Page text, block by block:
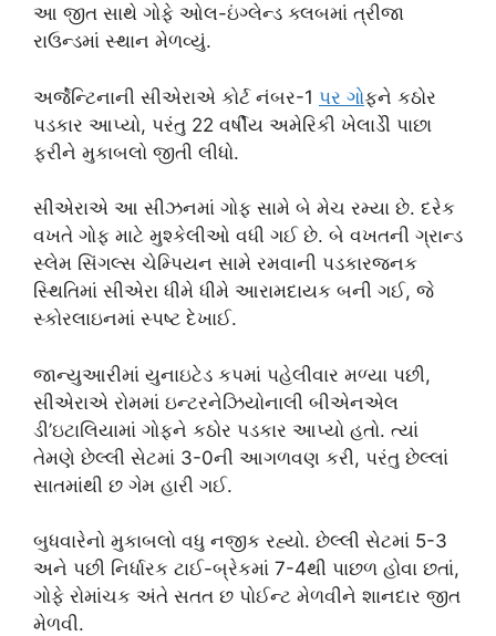
આ જીત સાથે ગોફે ઓલ-ઇંગ્લેન્ડ ક્લબમાં ત્રીજા
રાઉન્ડમાં સ્થાન મેળવ્યું.
અર્જેન્ટિનાની સીએરાએ કોર્ટ નંબર-1 પર ગોફને કઠોર
પડકાર આપ્યો, પરંતુ 22 વર્ષીય અમેરિકી ખેલાડીે પાછા
ફરીને મુકાબલો જીતી લીધો.
સીએરાએ આ સીઝનમાં ગોફ સામે બે મેચ રમ્યા છે. દરેક
વખતે ગોફ માટે મુશ્કેલીઓ વધી ગઈ છે. બે વખતની ગ્રાન્ડ
સ્લેમ સિંગલ્સ ચેમ્પિયન સામે રમવાની પડકારજનક
સ્થિતિમાં સીએરા ધીમે ધીમે આરામદાયક બની ગઈ, જે
સ્કોરલાઇનમાં સ્પષ્ટ દેખાઈ.
જાન્યુઆરીમાં યુનાઇટેડ કપમાં પહેલીવાર મળ્યા પછી,
સીએરાએ રોમમાં ઇન્ટરનેઝિયોનાલી બીએનએલ
ડી’ઇટાલિયામાં ગોફને કઠોર પડકાર આપ્યો હતો. ત્યાં
તેમણે છેલ્લી સેટમાં 3-0ની આગળવણ કરી, પરંતુ છેલ્લાં
સાતમાંથી છ ગેમ હારી ગઈ.
બુધવારેનો મુકાબલો વધુ નજીક રહ્યો. છેલ્લી સેટમાં 5-3
અને પછી નિર્ધારક ટાઈ-બ્રેકમાં 7-4થી પાછળ હોવા છતાં,
ગોફે રોમાંચક અંતે સતત છ પોઈન્ટ મેળવીને શાનદાર જીત
મેળવી.